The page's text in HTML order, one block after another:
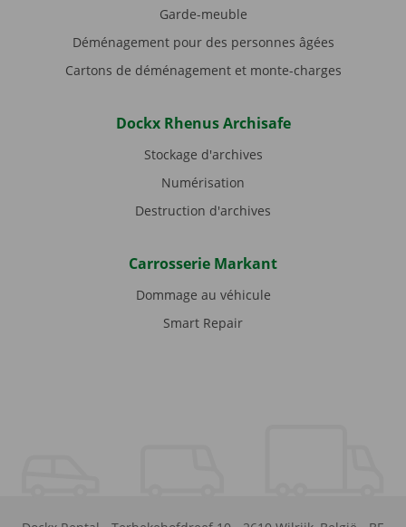
Garde-meuble
Déménagement pour des personnes âgées
Cartons de déménagement et monte-charges
Dockx Rhenus Archisafe
Stockage d'archives
Numérisation
Destruction d'archives
Carrosserie Markant
Dommage au véhicule
Smart Repair